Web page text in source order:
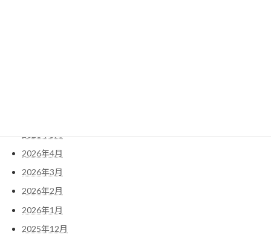
2026年5月
2026年4月
2026年3月
2026年2月
2026年1月
2025年12月